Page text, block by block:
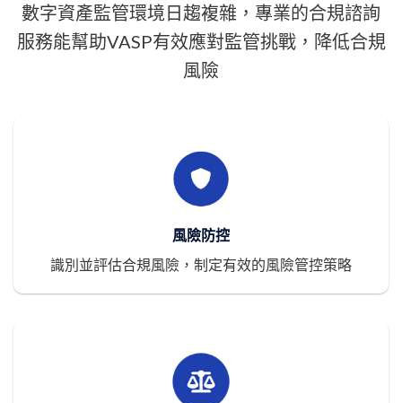
數字資產監管環境日趨複雜，專業的合規諮詢
服務能幫助VASP有效應對監管挑戰，降低合規
風險
風險防控
識別並評估合規風險，制定有效的風險管控策略